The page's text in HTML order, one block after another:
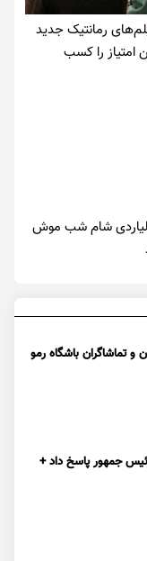
رمانتیک جدید
امتیاز را کسب
شام شب موش‌
و تماشاگران باشگاه رمو
جمهور پاسخ داد +